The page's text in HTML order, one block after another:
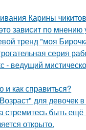
Карины
зависит по мнению
тренд "моя
серия
- ведущий
и как справиться?
для
быть ещё
открыто.